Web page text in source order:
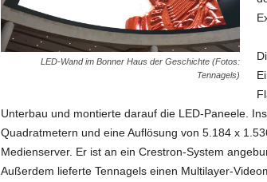
LED-Wand im Bonner Haus der Geschichte (Fotos:
Tennagels)
Unterbau und montierte darauf die LED-Paneele.
Quadratmetern und eine Auflösung von 5.184 x
Medienserver. Er ist an ein Crestron-System
Außerdem lieferte Tennagels einen Multilayer-